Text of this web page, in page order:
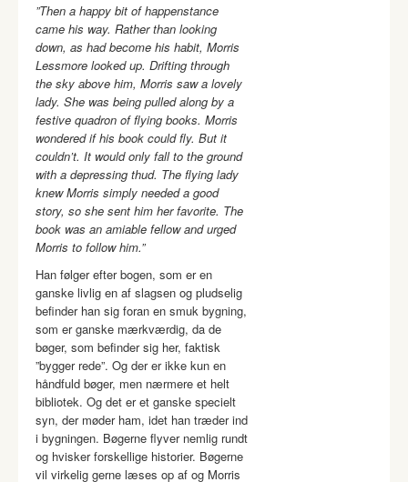
”Then a happy bit of happenstance
came his way. Rather than looking
down, as had become his habit, Morris
Lessmore looked up. Drifting through
the sky above him, Morris saw a lovely
lady. She was being pulled along by a
festive quadron of flying books. Morris
wondered if his book could fly. But it
couldn’t. It would only fall to the ground
with a depressing thud. The flying lady
knew Morris simply needed a good
story, so she sent him her favorite. The
book was an amiable fellow and urged
Morris to follow him.”
Han følger efter bogen, som er en
ganske livlig en af slagsen og pludselig
befinder han sig foran en smuk bygning,
som er ganske mærkværdig, da de
bøger, som befinder sig her, faktisk
”bygger rede”. Og der er ikke kun en
håndfuld bøger, men nærmere et helt
bibliotek. Og det er et ganske specielt
syn, der møder ham, idet han træder ind
i bygningen. Bøgerne flyver nemlig rundt
og hvisker forskellige historier. Bøgerne
vil virkelig gerne læses op af og Morris